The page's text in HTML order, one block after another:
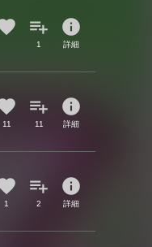
1
info
詳細
11 11
info
詳細
1 2
info
詳細